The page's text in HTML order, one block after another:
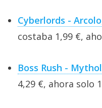
Cyberlords -
costaba 1,99 €,
Boss Rush -
4,29 €, ahora solo